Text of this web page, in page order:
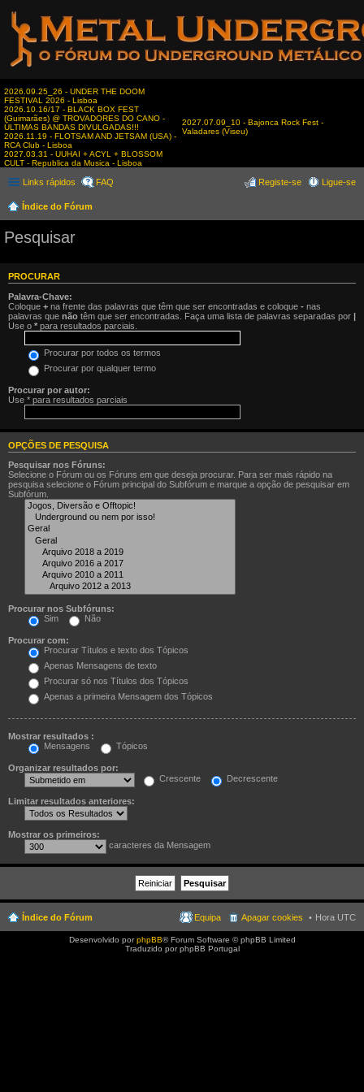
2026.09.25_26 - UNDER THE DOOM
FESTIVAL 2026 - Lisboa
2026.10.16/17 - BLACK BOX FEST
(Guimarães) @ TROVADORES DO CANO -
ÚLTIMAS BANDAS DIVULGADAS!!!
2026.11.19 - FLOTSAM AND JETSAM (USA) -
RCA Club - Lisboa
2027.03.31 - UUHAI + ACYL + BLOSSOM
CULT - Republica da Musica - Lisboa
2027.07.09_10 - Bajonca Rock Fest -
Valadares (Viseu)
Links rápidos FAQ Ligue-se
Registe-se
Índice do Fórum
Pesquisar
PROCURAR
Palavra-Chave:
Coloque + na frente das palavras que têm que ser encontradas e coloque - nas
palavras que não têm que ser encontradas. Faça uma lista de palavras separadas por |
Use o * para resultados parciais.
Procurar por todos os termos
Procurar por qualquer termo
Procurar por autor:
Use * para resultados parciais
OPÇÕES DE PESQUISA
Pesquisar nos Fóruns:
Selecione o Fórum ou os Fóruns em que deseja procurar. Para ser mais rápido na
pesquisa selecione o Fórum principal do Subfórum e marque a opção de pesquisar em
Subfórum.
Procurar nos Subfóruns:
Sim
Não
Procurar com:
Procurar Títulos e texto dos Tópicos
Apenas Mensagens de texto
Procurar só nos Títulos dos Tópicos
Apenas a primeira Mensagem dos Tópicos
Mostrar resultados :
Mensagens
Tópicos
Organizar resultados por:
Crescente
Decrescente
Limitar resultados anteriores:
Mostrar os primeiros:
caracteres da Mensagem
Índice do Fórum Hora UTC
Apagar cookies
Equipa
Desenvolvido porphpBB® Forum Software © phpBB Limited
Traduzido por phpBB Portugal